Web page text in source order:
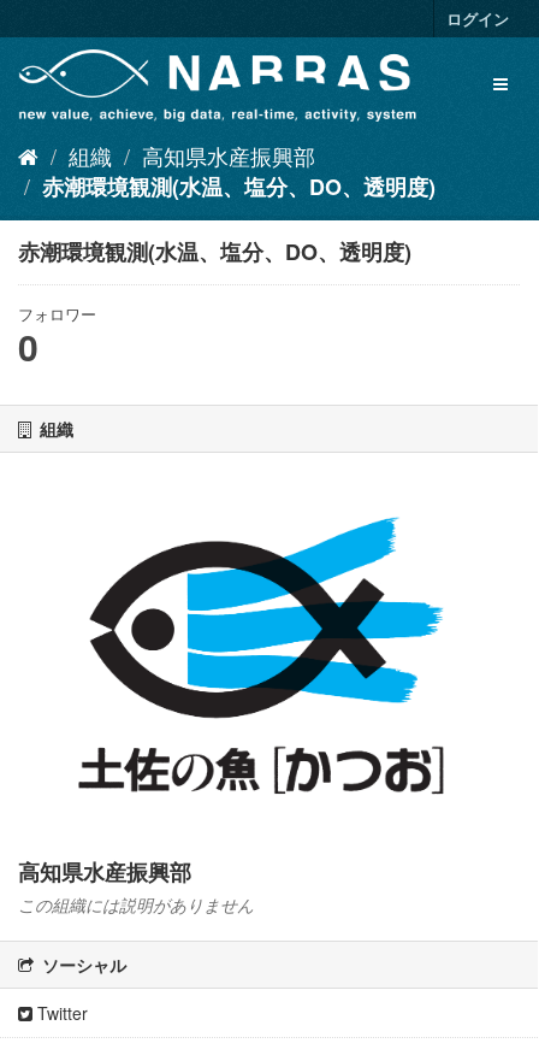
キ
ログイン
組織
高知県水産振興部
赤潮環境観測(水温、塩分、DO、透明度)
赤潮環境観測(水温、塩分、DO、透明度)
フォロワー
0
組織
高知県水産振興部
この組織には説明がありません
ソーシャル
Twitter